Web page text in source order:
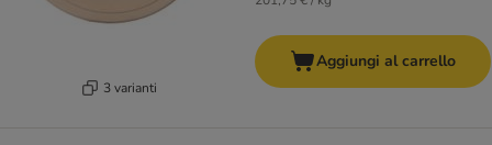
3 varianti
Aggiungi al carrello